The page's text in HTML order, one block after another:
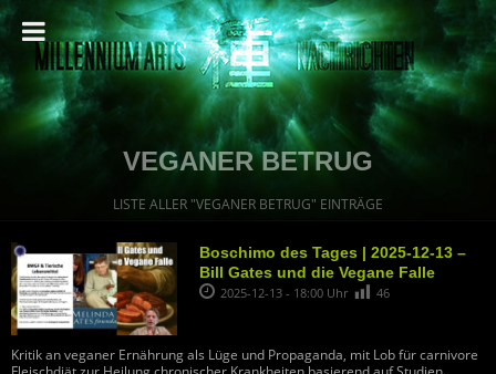
VEGANER BETRUG
LISTE ALLER "VEGANER BETRUG" EINTRÄGE
Boschimo des Tages | 2025-12-13 –
Bill Gates und die Vegane Falle
2025-12-13 - 18:00 Uhr 46
Kritik an veganer Ernährung als Lüge und Propaganda, mit Lob für carnivore